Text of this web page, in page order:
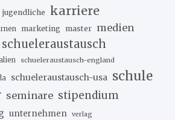
jugendliche karriere
marketing master medien
schueleraustausch
schueleraustausch-england
schueleraustausch-usa schule
seminare stipendium
unternehmen verlag